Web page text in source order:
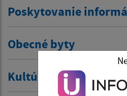
Poskytovanie
Obecné byty
Kultúrne podujatie